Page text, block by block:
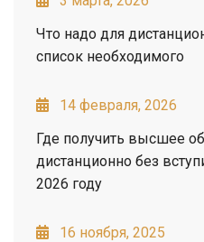
Что надо для
список необходимого
14 февраля, 2026
Где получить высшее
дистанционно без
2026 году
16 ноября, 2025